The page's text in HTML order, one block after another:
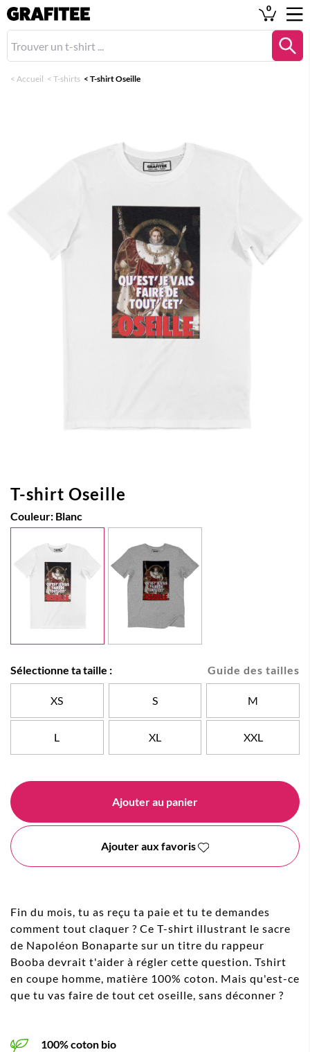
0
< Accueil < T-shirts < T-shirt Oseille
T-shirt Oseille
Couleur: Blanc
Guide des tailles
Sélectionne ta taille :
XS S M
L XL XXL
Ajouter au panier
Ajouter aux favoris
Fin du mois, tu as reçu ta paie et tu te demandes
comment tout claquer ? Ce T-shirt illustrant le sacre
de Napoléon Bonaparte sur un titre du rappeur
Booba devrait t'aider à régler cette question. Tshirt
en coupe homme, matière 100% coton. Mais qu'est-ce
que tu vas faire de tout cet oseille, sans déconner ?
100% coton bio